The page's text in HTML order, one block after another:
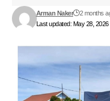
Last updated: May 28, 2026
Arman Naker 2 months